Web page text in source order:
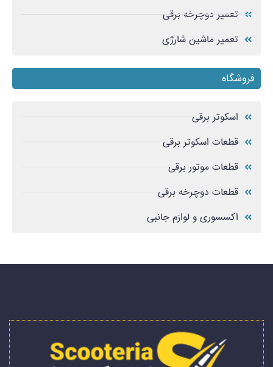
تعمیر دوچرخه برقی
تعمیر ماشین شارژی
فروشگاه
اسکوتر برقی
قطعات اسکوتر برقی
قطعات موتور برقی
قطعات دوچرخه برقی
اکسسوری و لوازم جانبی